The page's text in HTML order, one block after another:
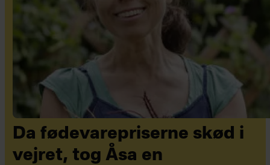
Da fødevarepriserne skød i
vejret, tog Åsa en